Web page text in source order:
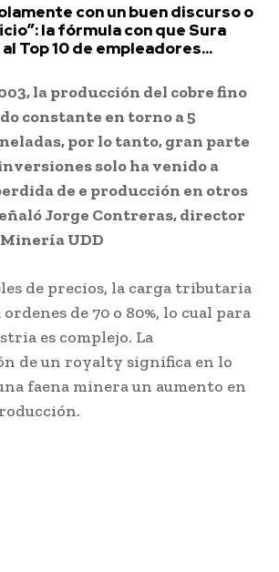
con un buen discurso o
la fórmula con que Sura
Top 10 de empleadores...
la producción del cobre fino
constante en torno a 5
por lo tanto, gran parte
solo ha venido a
de e producción en otros
Jorge Contreras, director
UDD
de precios, la carga tributaria
de 70 o 80%, lo cual para
es complejo. La
de un royalty significa en lo
faena minera un aumento en